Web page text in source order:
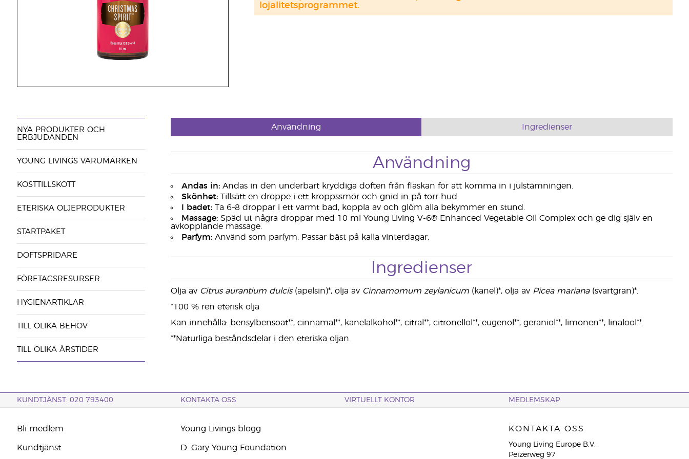
lojalitetsprogrammet.
NYA PRODUKTER OCH
ERBJUDANDEN
YOUNG LIVINGS VARUMÄRKEN
KOSTTILLSKOTT
ETERISKA OLJEPRODUKTER
STARTPAKET
DOFTSPRIDARE
FÖRETAGSRESURSER
HYGIENARTIKLAR
TILL OLIKA BEHOV
TILL OLIKA ÅRSTIDER
Användning Ingredienser
Användning
Andas in:Andas in den underbart kryddiga doften från flaskan för att komma in i julstämningen.
Skönhet:Tillsätt en droppe i ett kroppssmör och gnid in på torr hud.
I badet:Ta 6–8 droppar i ett varmt bad, koppla av och glöm alla bekymmer en stund.
Massage:Späd ut några droppar med 10 ml Young Living V-6® Enhanced Vegetable Oil Complex och ge dig själv en
avkopplande massage.
Parfym:Använd som parfym. Passar bäst på kalla vinterdagar.
Ingredienser
Olja av Citrus aurantium dulcis(apelsin)*, olja av Cinnamomum zeylanicum(kanel)*, olja av Picea mariana(svartgran)*.
*100 % ren eterisk olja
Kan innehålla: bensylbensoat**, cinnamal**, kanelalkohol**, citral**, citronellol**, eugenol**, geraniol**, limonen**, linalool**.
**Naturliga beståndsdelar i den eteriska oljan.
KUNDTJÄNST: 020 793400 KONTAKTA OSS VIRTUELLT KONTOR MEDLEMSKAP
Bli medlem
Kundtjänst
Young Livings blogg
D. Gary Young Foundation
KONTAKTA OSS
Young Living Europe B.V.
Peizerweg 97